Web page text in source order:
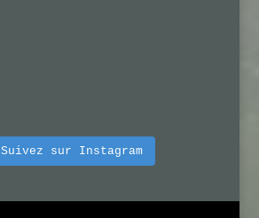
Suivez sur Instagram